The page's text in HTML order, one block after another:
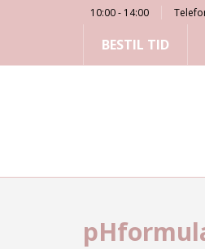
10:00 - 14:00
BESTIL TID